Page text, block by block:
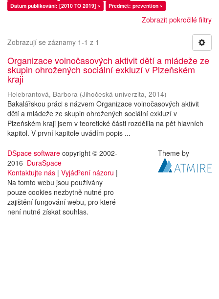
Datum publikování: [2010 TO 2019] ×
Předmět: prevention ×
Zobrazit pokročilé filtry
Zobrazují se záznamy 1-1 z 1
Organizace volnočasových aktivit dětí a mládeže ze
skupin ohrožených sociální exkluzí v Plzeňském
kraji
Helebrantová, Barbora (Jihočeská univerzita, 2014)
Bakalářskou práci s názvem Organizace volnočasových aktivit
dětí a mládeže ze skupin ohrožených sociální exkluzí v
Plzeňském kraji jsem v teoretické části rozdělila na pět hlavních
kapitol. V první kapitole uvádím popis ...
DSpace software copyright © 2002-
2016 DuraSpace
Kontaktujte nás | Vyjádření názoru |
Na tomto webu jsou používány
pouze cookies nezbytně nutné pro
zajištění fungování webu, pro které
není nutné získat souhlas.
Theme by